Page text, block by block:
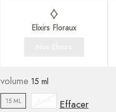
Elixirs Floraux
volume
15 ML 30 ML Effacer